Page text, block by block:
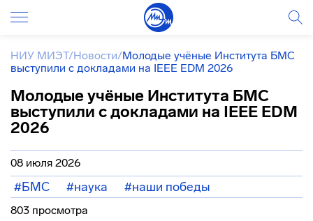
НИУ МИЭТ/Новости/Молодые учёные Института БМС
выступили с докладами на IEEE EDM 2026
Молодые учёные Института БМС
выступили с докладами на IEEE EDM
2026
08 июля 2026
#БМС #наука #наши победы
803 просмотра